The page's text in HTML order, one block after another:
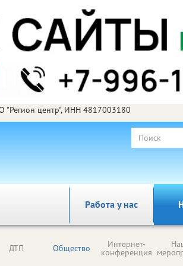
"Регион центр", ИНН 4817003180
Работа у нас
ДТП Общество Интернет-
конференция